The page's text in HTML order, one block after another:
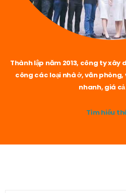
Thành lập năm 2013, công ty xây
công các loại nhà ở, văn
nhanh, giá
Tìm hiểu